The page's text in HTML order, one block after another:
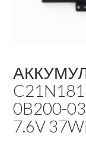
0B200-
7.6V